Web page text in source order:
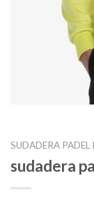
SUDADERA
sudadera